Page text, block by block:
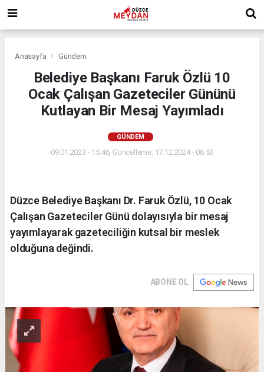
Anasayfa Gündem
Belediye Başkanı Faruk Özlü 10
Ocak Çalışan Gazeteciler Gününü
Kutlayan Bir Mesaj Yayımladı
GÜNDEM
09.01.2023 - 15:46, Güncelleme: 17.12.2024 - 06:53
​Düzce Belediye Başkanı Dr. Faruk Özlü, 10 Ocak
Çalışan Gazeteciler Günü dolayısıyla bir mesaj
yayımlayarak gazeteciliğin kutsal bir meslek
olduğuna değindi.
ABONE OL